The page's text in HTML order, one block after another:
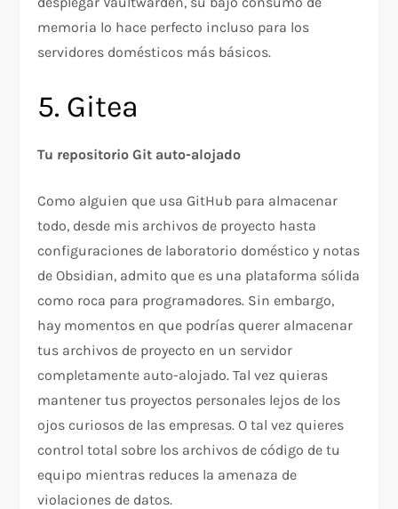
memoria lo hace perfecto incluso para los
servidores domésticos más básicos.
5. Gitea
Tu repositorio Git auto-alojado
Como alguien que usa GitHub para almacenar
todo, desde mis archivos de proyecto hasta
configuraciones de laboratorio doméstico y notas
de Obsidian, admito que es una plataforma sólida
como roca para programadores. Sin embargo,
hay momentos en que podrías querer almacenar
tus archivos de proyecto en un servidor
completamente auto-alojado. Tal vez quieras
mantener tus proyectos personales lejos de los
ojos curiosos de las empresas. O tal vez quieres
control total sobre los archivos de código de tu
equipo mientras reduces la amenaza de
violaciones de datos.